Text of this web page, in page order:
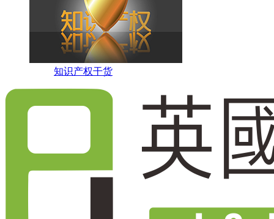
知识产权干货